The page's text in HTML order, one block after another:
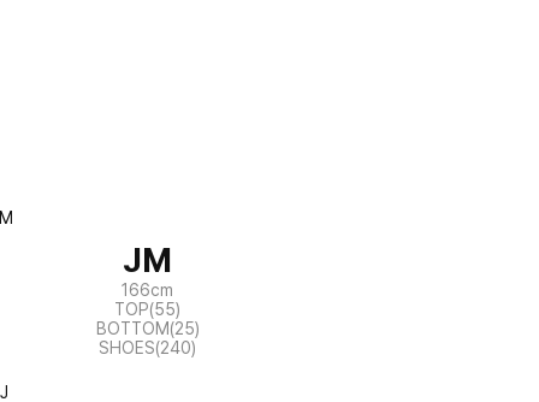
JM
166cm
TOP(55)
BOTTOM(25)
SHOES(240)